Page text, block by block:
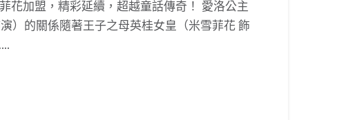
花加盟，精彩延續，超越童話傳奇！ 愛洛公主
）的關係隨著王子之母英桂女皇（米雪菲花 飾
..